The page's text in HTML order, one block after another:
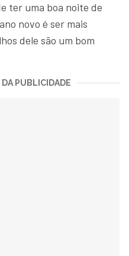
ter uma boa noite de
novo é ser mais
dele são um bom
PUBLICIDADE